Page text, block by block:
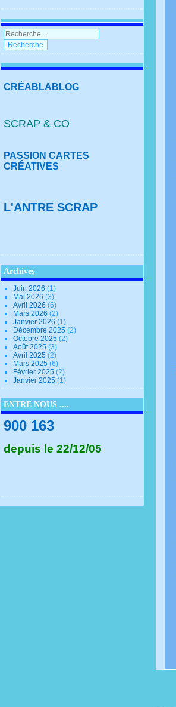
CRÉABLABLOG
SCRAP & CO
PASSION CARTES
CRÉATIVES
L'ANTRE SCRAP
Archives
Juin 2026(1)
Mai 2026(3)
Avril 2026(6)
Mars 2026(2)
Janvier 2026(1)
Décembre 2025(2)
Octobre 2025(2)
Août 2025(3)
Avril 2025(2)
Mars 2025(6)
Février 2025(2)
Janvier 2025(1)
ENTRE NOUS ....
900 163
depuis le 22/12/05